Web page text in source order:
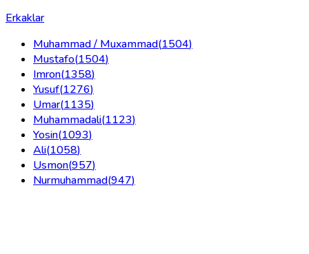
Erkaklar
Muhammad / Muxammad(1504)
Mustafo(1504)
Imron(1358)
Yusuf(1276)
Umar(1135)
Muhammadali(1123)
Yosin(1093)
Ali(1058)
Usmon(957)
Nurmuhammad(947)